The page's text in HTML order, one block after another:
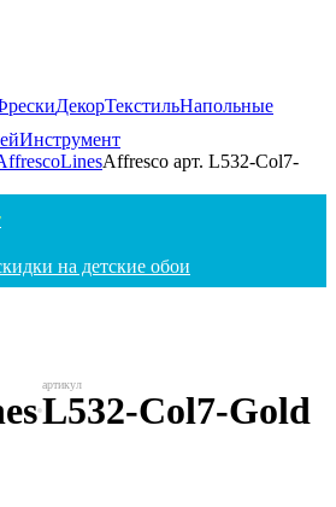
ДекорТекстильНапольные
Инструмент
LinesAffresco арт. L532-Col7-
на детские обои
L532-Col7-Gold